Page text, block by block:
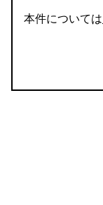
本件については